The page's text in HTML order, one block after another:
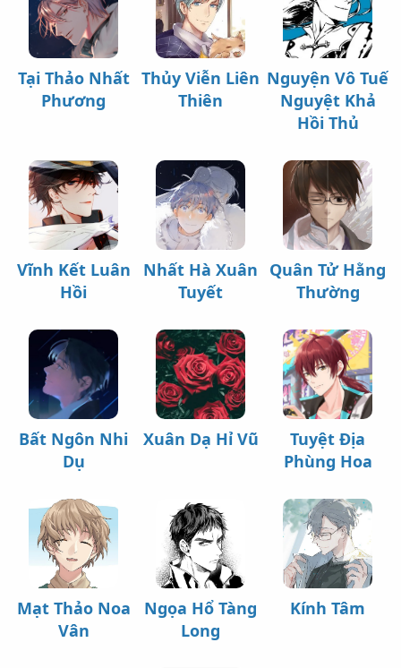
Tại Thảo Nhất
Phương
Thủy Viễn Liên
Thiên
Nguyện Vô Tuế
Nguyệt Khả
Hồi Thủ
Vĩnh Kết Luân
Hồi
Nhất Hà Xuân
Tuyết
Quân Tử Hằng
Thường
Bất Ngôn Nhi
Dụ
Xuân Dạ Hỉ Vũ
Tuyệt Địa
Phùng Hoa
Mạt Thảo Noa
Vân
Ngọa Hổ Tàng
Long
Kính Tâm